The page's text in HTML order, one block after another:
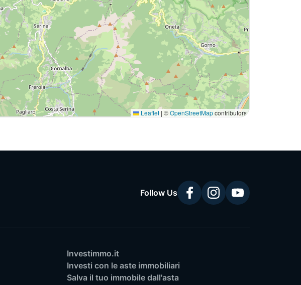
Leaflet | ©OpenStreetMapcontributors
Follow Us
Investimmo.it
Investi con le aste immobiliari
Salva il tuo immobile dall'asta